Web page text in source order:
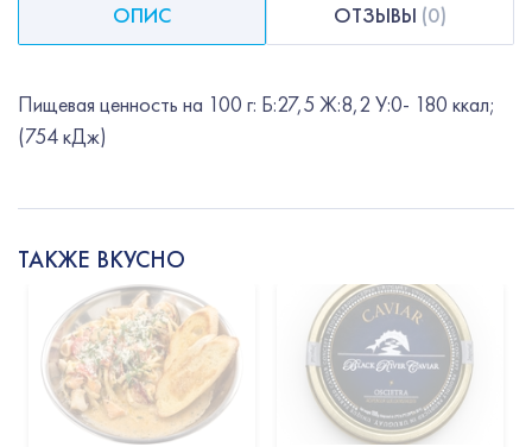
ОПИС ОТЗЫВЫ (0)
Пищевая ценность на 100 г: Б:27,5 Ж:8,2 У:0- 180 ккал;
(754 кДж)
ТАКЖЕ ВКУСНО